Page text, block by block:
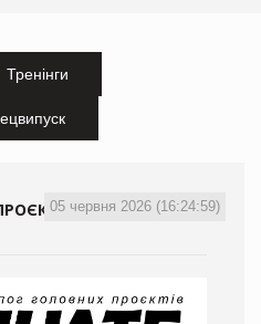
Тренінги
05 червня 2026 (16:24:59)